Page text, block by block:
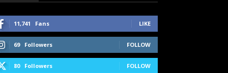
11,741 Fans LIKE
69 Followers FOLLOW
80 Followers FOLLOW